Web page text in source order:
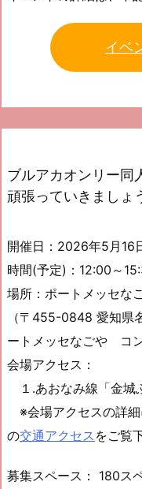
イベ
ブルアカオンリー同
頑張っていきましょ
開催日：2026年5月16
時間(予定)：12:00～
場所：ポートメッセ
（〒455-0848 愛知
ートメッセなごや コ
会場アクセス：
１.あおなみ線「金城
※会場アクセスの詳
の交通アクセス をご覧
募集スペース： 180ス